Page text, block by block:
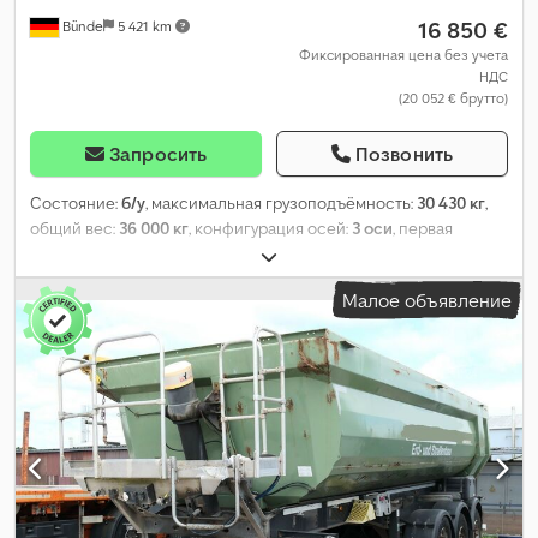
Bünde 5 421 km 16 850 €
Фиксированная цена без учета
НДС
(20 052 € брутто)
Запросить Позвонить
Состояние:б/у, максимальная грузоподъёмность: 30 430 кг,
общий вес: 36 000 кг, конфигурация осей: 3 оси, первая
, следующая проверка (TÜV):
длина грузового отсека:13 620 мм, ширина пространства для
загрузки:
, высота грузового отсека:2 745 мм, Год
выпуска:
2023, Оборудование:ABS,
Малое объявление